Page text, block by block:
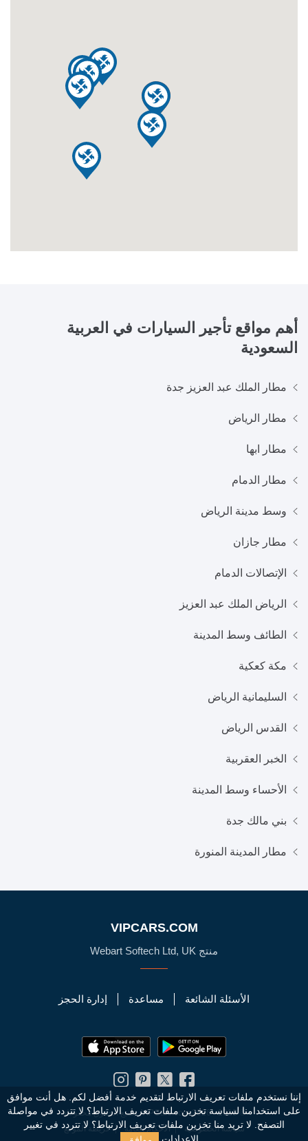
أهم مواقع تأجير السيارات في العربية
السعودية
مطار الملك عبد العزيز جدة
مطار الرياض
مطار ابها
مطار الدمام
وسط مدينة الرياض
مطار جازان
الإتصالات الدمام
الرياض الملك عبد العزيز
الطائف وسط المدينة
مكة كعكية
السليمانية الرياض
القدس الرياض
الخبر العقربية
الأحساء وسط المدينة
بني مالك جدة
مطار المدينة المنورة
VIPCARS.COM
منتج Webart Softech Ltd, UK
الأسئلة الشائعة مساعدة إدارة الحجز
سياسة الخصوصية الأحكام العامة خريطة الموقع
© 2010 - 2026 VIPCars.com. جميع الحقوق محفوظة
إننا نستخدم ملفات تعريف الارتباط لتقديم خدمة أفضل لكم. هل أنت موافق
على استخدامنا لسياسة تخزين ملفات تعريف الارتباط؟ لا تتردد في مواصلة
التصفح. لا تريد منا تخزين ملفات تعريف الارتباط؟ لا تتردد في تغيير